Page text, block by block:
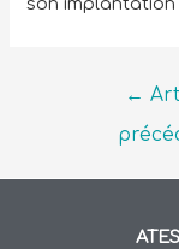
son implantation
←